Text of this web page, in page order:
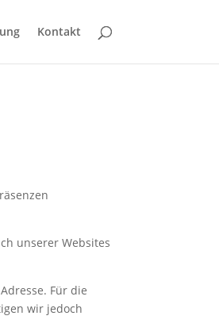
Kontakt
unserer Websites
Für die
wir jedoch